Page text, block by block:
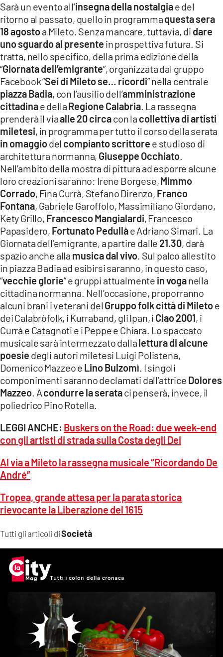
LaC
Network
LACPLAY.IT
LACTV.IT
LACONAIR.IT
LACITYMAG.IT
ILREGGINO.IT
COSENZACHANNEL.IT
ILVIBONESE.IT
CATANZAROCHANNEL.IT
LACAPITALENEWS.IT
App
ANDROID
APPLE
Tutti gli articoli diSocietà
Sarà un evento all’insegna della nostalgiae del
ritorno al passato, quello in programmaquesta sera
18 agostoa Mileto. Senza mancare, tuttavia, di dare
uno sguardo al presente in prospettiva futura. Si
tratta, nello specifico, della prima edizione della
“Giornata dell’emigrante”, organizzata dal gruppo
Facebook “Sei di Mileto se… ricordi” nella centrale
piazza Badia, con l’ausilio dell’amministrazione
cittadinae dellaRegione Calabria. La rassegna
prenderà il viaalle 20 circacon la collettiva di artisti
miletesi, in programma per tutto il corso della serata
in omaggiodel compianto scrittore e studioso di
architettura normanna, Giuseppe Occhiato.
Nell’ambito della mostra di pittura ad esporre alcune
loro creazioni saranno: Irene Borgese,Mimmo
Corrado, Fina Currà, Stefano Direnzo, Franco
Fontana, Gabriele Garoffolo, Massimiliano Giordano,
Kety Grillo, Francesco Mangialardi, Francesco
Papasidero, Fortunato Pedullàe Adriano Simari. La
Giornata dell’emigrante, a partire dalle 21.30, darà
spazio anche alla musica dal vivo. Sul palco allestito
in piazza Badia ad esibirsi saranno, in questo caso,
“vecchie glorie” e gruppi attualmente in voganella
cittadina normanna. Nell’occasione, proporranno
alcuni brani i veterani del Gruppo folk città di Miletoe
dei Calabròfolk, i Kurraband, gli Ipan, i Ciao 2001, i
Currà e Catagnoti e i Peppe e Chiara. Lo spaccato
musicale sarà intermezzato dallalettura di alcune
poesie degli autori miletesi Luigi Polistena,
Domenico Mazzeo e Lino Bulzomì. I singoli
componimenti saranno declamati dall’attrice Dolores
Mazzeo. Acondurre la serataci penserà, invece, il
poliedrico Pino Rotella.
LEGGI ANCHE: Buskers on the Road: due week-end
con gli artisti di strada sulla Costa degli Dei
Al via a Mileto la rassegna musicale “Ricordando De
André”
Tropea, grande attesa per la parata storica
rievocante la Liberazione del 1615